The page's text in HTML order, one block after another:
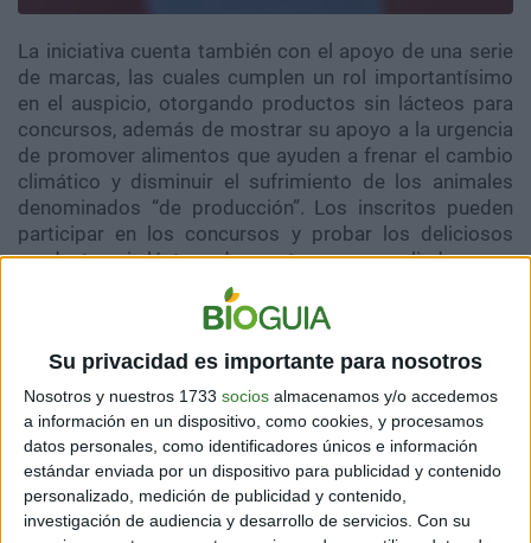
Su privacidad es importante para nosotros
Nosotros y nuestros 1733 socios almacenamos y/o accedemos
a información en un dispositivo, como cookies, y procesamos
datos personales, como identificadores únicos e información
estándar enviada por un dispositivo para publicidad y contenido
personalizado, medición de publicidad y contenido,
investigación de audiencia y desarrollo de servicios. Con su
La iniciativa cuenta también con el apoyo de una serie
de marcas, las cuales cumplen un rol importantísimo
en el auspicio, otorgando productos sin lácteos para
concursos, además de mostrar su apoyo a la urgencia
de promover alimentos que ayuden a frenar el cambio
climático y disminuir el sufrimiento de los animales
denominados “de producción”. Los inscritos pueden
participar en los concursos y probar los deliciosos
productos sin lácteos de nuestras marcas aliadas.
Cabe recordar que en el 2022, la Fundación logró
concretar 21 marcas asociadas, 21 organizaciones de
la sociedad civil y 26 influencers, las cuales
acompañaron la campaña durante el mes de agosto.